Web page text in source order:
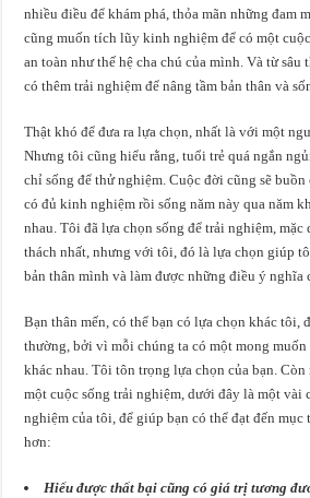
nhiều điều để khám phá, thỏa mãn những đam
cũng muốn tích lũy kinh nghiệm để có một
an toàn như thế hệ cha chú của mình. Và từ
có thêm trải nghiệm để nâng tầm bản thân và
Thật khó để đưa ra lựa chọn, nhất là với một
Nhưng tôi cũng hiểu rằng, tuổi trẻ quá ngắn
chỉ sống để thử nghiệm. Cuộc đời cũng sẽ
có đủ kinh nghiệm rồi sống năm này qua năm
nhau. Tôi đã lựa chọn sống để trải nghiệm,
thách nhất, nhưng với tôi, đó là lựa chọn giúp
bản thân mình và làm được những điều ý nghĩa
Bạn thân mến, có thể bạn có lựa chọn khác tôi,
thường, bởi vì mỗi chúng ta có một mong
khác nhau. Tôi tôn trọng lựa chọn của bạn. Còn
một cuộc sống trải nghiệm, dưới đây là một vài
nghiệm của tôi, để giúp bạn có thể đạt đến mục
hơn:
Hiểu được thất bại cũng có giá trị tương